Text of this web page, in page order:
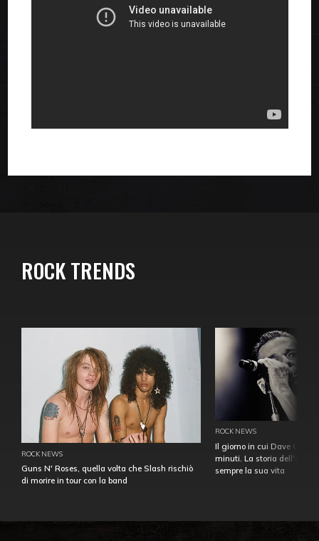
ROCK TRENDS
ROCK NEWS
Guns N' Roses, quella volta che Slash rischiò
di morire in tour con la band
ROCK NEWS
Il giorno in cui Dave
minuti. La storia
sempre la sua vita